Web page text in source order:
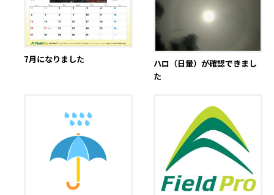
7月になりました
ハロ（日暈）が確認できまし
た